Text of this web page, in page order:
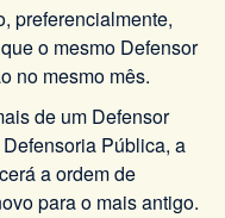
preferencialmente,
o mesmo Defensor
no mesmo mês.
de um Defensor
Pública, a
a ordem de
para o mais antigo.